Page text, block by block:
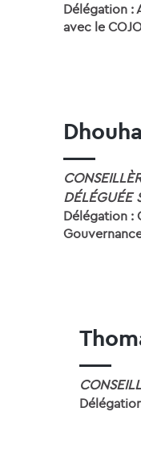
Délégation :
avec le
DÉLÉGUÉE
Délégation :